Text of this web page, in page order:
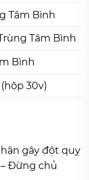
Tâm Bình
Tâm Bình
Bình
30v)
gây đột quỵ
Đừng chủ